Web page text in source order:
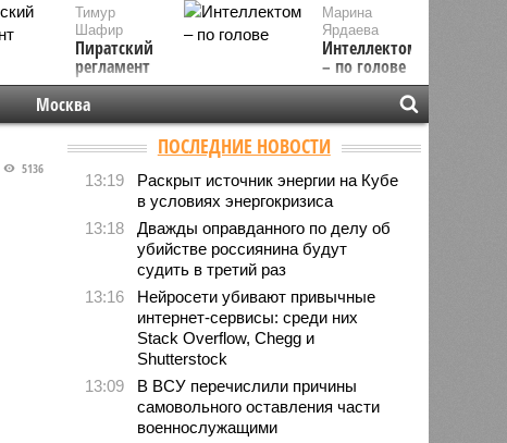
Марина
Ярдаева
Интеллектом
– по голове
Тимур
Шафир
Пиратский
регламент
Москва
5136
ПОСЛЕДНИЕ НОВОСТИ
13:19
Раскрыт источник энергии на Кубе
в условиях энергокризиса
13:18
Дважды оправданного по делу об
убийстве россиянина будут
судить в третий раз
13:16
Нейросети убивают привычные
интернет-сервисы: среди них
Stack Overflow, Chegg и
Shutterstock
13:09
В ВСУ перечислили причины
самовольного оставления части
военнослужащими